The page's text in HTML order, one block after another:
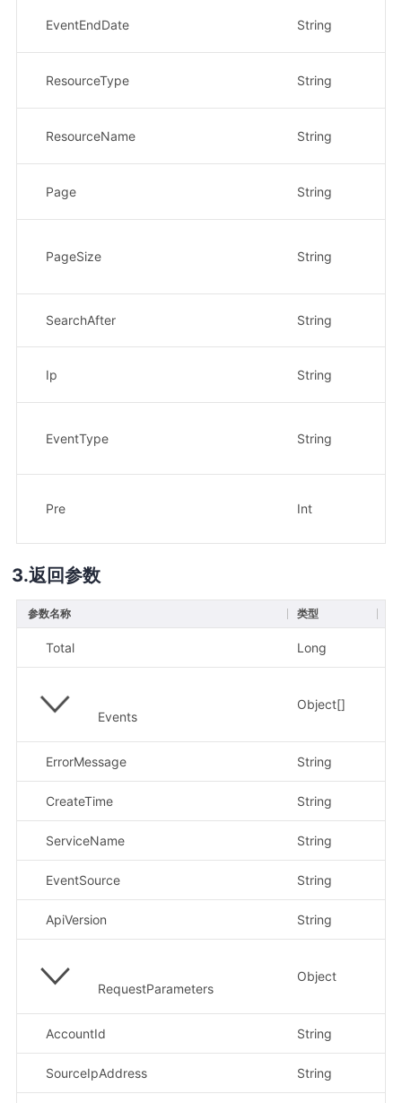
EventEndDate String
ResourceType String
ResourceName String
Page String
PageSize String
SearchAfter String
Ip String
EventType String
Pre Int
返回参数
参数名称 类型
Total Long
Events
Object[]
ErrorMessage String
CreateTime String
ServiceName String
EventSource String
ApiVersion String
RequestParameters
Object
AccountId String
SourceIpAddress String